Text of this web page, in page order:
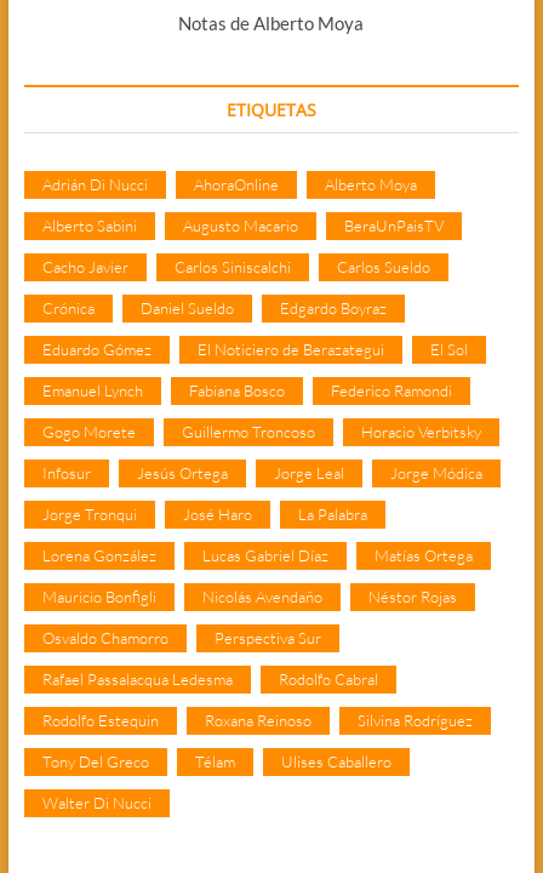
Notas de Alberto Moya
ETIQUETAS
Adrián Di Nucci AhoraOnline Alberto Moya
Alberto Sabini Augusto Macario BeraUnPaisTV
Cacho Javier Carlos Siniscalchi Carlos Sueldo
Crónica Daniel Sueldo Edgardo Boyraz
Eduardo Gómez El Noticiero de Berazategui El Sol
Emanuel Lynch Fabiana Bosco Federico Ramondi
Gogo Morete Guillermo Troncoso Horacio Verbitsky
Infosur Jesús Ortega Jorge Leal Jorge Módica
Jorge Tronqui José Haro La Palabra
Lorena González Lucas Gabriel Díaz Matías Ortega
Mauricio Bonfigli Nicolás Avendaño Néstor Rojas
Osvaldo Chamorro Perspectiva Sur
Rafael Passalacqua Ledesma Rodolfo Cabral
Rodolfo Estequin Roxana Reinoso Silvina Rodríguez
Tony Del Greco Télam Ulises Caballero
Walter Di Nucci